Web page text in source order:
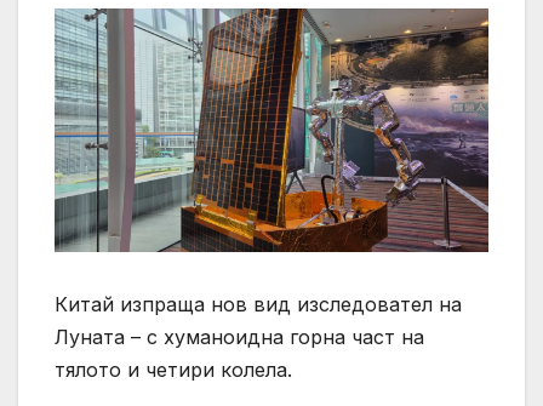
Китай изпраща нов вид изследовател на
Луната – с хуманоидна горна част на
тялото и четири колела.